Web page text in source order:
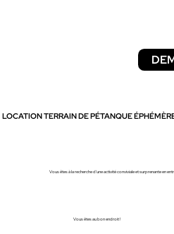
LOCATION TERRAIN DE PÉTANQUE
Vous êtes à la recherche d'une activité conviviale et surprenante en
Vous êtes au bon endroit !